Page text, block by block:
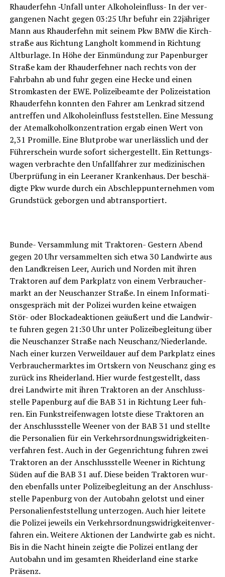
Rhau­der­fehn ‑Unfall unter Alko­hol­ein­fluss- In der ver­
gan­ge­nen Nacht gegen 03:25 Uhr befuhr ein 22jähriger
Mann aus Rhau­der­fehn mit sei­nem Pkw BMW die Kirch­
stra­ße aus Rich­tung Lang­holt kom­mend in Rich­tung
Alt­bur­la­ge. In Höhe der Ein­mün­dung zur Papen­bur­ger
Stra­ße kam der Rhau­der­feh­ner nach rechts von der
Fahr­bahn ab und fuhr gegen eine Hecke und einen
Strom­kas­ten der EWE. Poli­zei­be­am­te der Poli­zei­sta­ti­on
Rhau­der­fehn konn­ten den Fah­rer am Lenk­rad sit­zend
antref­fen und Alko­hol­ein­fluss fest­stel­len. Eine Mes­sung
der Atem­al­ko­hol­kon­zen­tra­ti­on ergab einen Wert von
2,31 Pro­mil­le. Eine Blut­pro­be war uner­läss­lich und der
Füh­rer­schein wur­de sofort sicher­ge­stellt. Ein Ret­tungs­
wa­gen ver­brach­te den Unfall­fah­rer zur medi­zi­ni­schen
Über­prü­fung in ein Leera­ner Kran­ken­haus. Der beschä­
dig­te Pkw wur­de durch ein Abschlepp­un­ter­neh­men vom
Grund­stück gebor­gen und abtransportiert.
Bun­de- Ver­samm­lung mit Trak­to­ren- Ges­tern Abend
gegen 20 Uhr ver­sam­mel­ten sich etwa 30 Land­wir­te aus
den Land­krei­sen Leer, Aurich und Nor­den mit ihren
Trak­to­ren auf dem Park­platz von einem Ver­brau­cher­
markt an der Neu­schan­zer Stra­ße. In einem Infor­ma­ti­
ons­ge­spräch mit der Poli­zei wur­den kei­ne etwa­igen
Stör- oder Blo­cka­de­ak­tio­nen geäu­ßert und die Land­wir­
te fuh­ren gegen 21:30 Uhr unter Poli­zei­be­glei­tung über
die Neu­schan­zer Stra­ße nach Neuschanz/Niederlande.
Nach einer kur­zen Ver­weil­dau­er auf dem Park­platz eines
Ver­brau­cher­mark­tes im Orts­kern von Neu­schanz ging es
zurück ins Rhei­der­land. Hier wur­de fest­ge­stellt, dass
drei Land­wir­te mit ihren Trak­to­ren an der Anschluss­
stel­le Papen­burg auf die BAB 31 in Rich­tung Leer fuh­
ren. Ein Funk­strei­fen­wa­gen lots­te die­se Trak­to­ren an
der Anschluss­stel­le Wee­ner von der BAB 31 und stell­te
die Per­so­na­li­en für ein Ver­kehrs­ord­nungs­wid­rig­kei­ten­
ver­fah­ren fest. Auch in der Gegen­rich­tung fuh­ren zwei
Trak­to­ren an der Anschluss­stel­le Wee­ner in Rich­tung
Süden auf die BAB 31 auf. Die­se bei­den Trak­to­ren wur­
den eben­falls unter Poli­zei­be­glei­tung an der Anschluss­
stel­le Papen­burg von der Auto­bahn gelotst und einer
Per­so­na­li­en­fest­stel­lung unter­zo­gen. Auch hier lei­te­te
die Poli­zei jeweils ein Ver­kehrs­ord­nungs­wid­rig­kei­ten­ver­
fah­ren ein. Wei­te­re Aktio­nen der Land­wir­te gab es nicht.
Bis in die Nacht hin­ein zeig­te die Poli­zei ent­lang der
Auto­bahn und im gesam­ten Rhei­der­land eine star­ke
Präsenz.